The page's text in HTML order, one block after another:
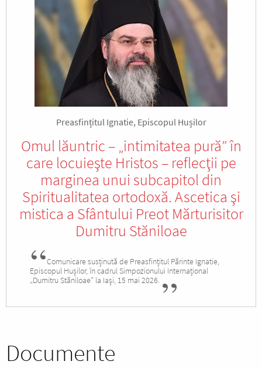
Preasfințitul Ignatie, Episcopul Hușilor
Omul lăuntric – „intimitatea pură” în
care locuieşte Hristos – reflecţii pe
marginea unui subcapitol din
Spiritualitatea ortodoxă. Ascetica şi
mistica a Sfântului Preot Mărturisitor
Dumitru Stăniloae
Comunicare susținută de Preasfințitul Părinte Ignatie,
Episcopul Hușilor, în cadrul Simpozionului Internațional
„Dumitru Stăniloae” la Iași, 15 mai 2026.
Documente